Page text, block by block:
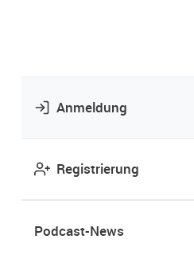
Anmeldung
Registrierung
Podcast-News